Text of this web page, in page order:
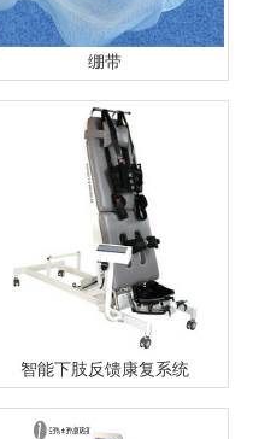
绷带
智能下肢反馈康复系统